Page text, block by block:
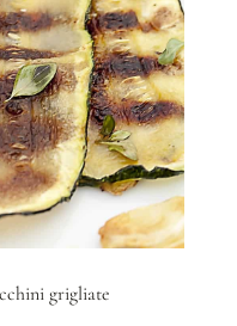
grigliate